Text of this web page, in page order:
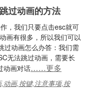
过动画的方法
，我们只要点击esc就可
画有很多，所以我们可以
过动画怎么办答：我们需
无法跳过动画，需要长
动画对话……更多
动画,按键,注意事项,按